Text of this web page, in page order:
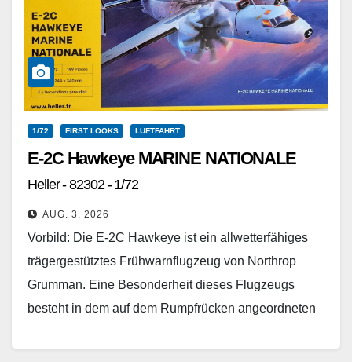
1/72 FIRST LOOKS LUFTFAHRT
E-2C Hawkeye MARINE NATIONALE
Heller - 82302 - 1/72
AUG. 3, 2026
Vorbild: Die E-2C Hawkeye ist ein allwetterfähiges
trägergestütztes Frühwarnflugzeug von Northrop
Grumman. Eine Besonderheit dieses Flugzeugs
besteht in dem auf dem Rumpfrücken angeordneten